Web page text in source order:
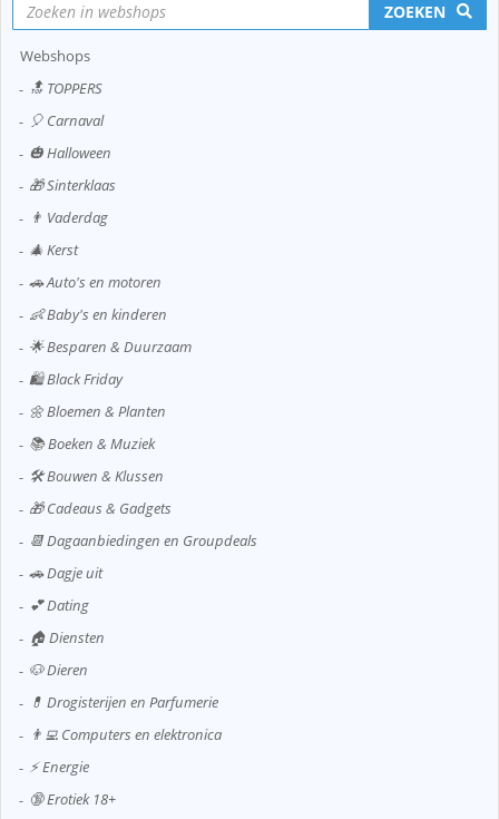
ZOEKEN
Webshops
🔝 TOPPERS
🎈 Carnaval
🎃 Halloween
🎁 Sinterklaas
👨 Vaderdag
🎄 Kerst
🚗 Auto's en motoren
👶 Baby's en kinderen
🌟 Besparen & Duurzaam
🛍️ Black Friday
🌼 Bloemen & Planten
📚 Boeken & Muziek
🛠️ Bouwen & Klussen
🎁 Cadeaus & Gadgets
📆 Dagaanbiedingen en Groupdeals
🚗 Dagje uit
💕 Dating
🏠 Diensten
🐶 Dieren
💊 Drogisterijen en Parfumerie
👨‍💻 Computers en elektronica
⚡ Energie
🔞 Erotiek 18+